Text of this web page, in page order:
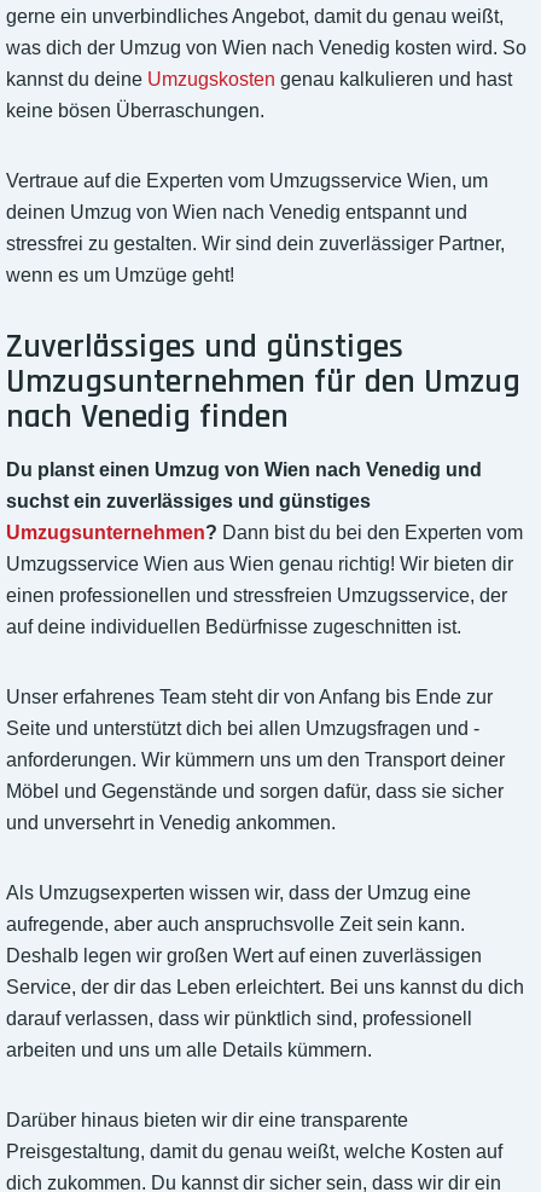
gerne ein unverbindliches Angebot, damit du genau weißt,
was dich der Umzug von Wien nach Venedig kosten wird. So
kannst du deine Umzugskosten genau kalkulieren und hast
keine bösen Überraschungen.
Vertraue auf die Experten vom Umzugsservice Wien, um
deinen Umzug von Wien nach Venedig entspannt und
stressfrei zu gestalten. Wir sind dein zuverlässiger Partner,
wenn es um Umzüge geht!
Zuverlässiges und günstiges
Umzugsunternehmen für den Umzug
nach Venedig finden
Du planst einen Umzug von Wien nach Venedig und
suchst ein zuverlässiges und günstiges
Umzugsunternehmen? Dann bist du bei den Experten vom
Umzugsservice Wien aus Wien genau richtig! Wir bieten dir
einen professionellen und stressfreien Umzugsservice, der
auf deine individuellen Bedürfnisse zugeschnitten ist.
Unser erfahrenes Team steht dir von Anfang bis Ende zur
Seite und unterstützt dich bei allen Umzugsfragen und -
anforderungen. Wir kümmern uns um den Transport deiner
Möbel und Gegenstände und sorgen dafür, dass sie sicher
und unversehrt in Venedig ankommen.
Als Umzugsexperten wissen wir, dass der Umzug eine
aufregende, aber auch anspruchsvolle Zeit sein kann.
Deshalb legen wir großen Wert auf einen zuverlässigen
Service, der dir das Leben erleichtert. Bei uns kannst du dich
darauf verlassen, dass wir pünktlich sind, professionell
arbeiten und uns um alle Details kümmern.
Darüber hinaus bieten wir dir eine transparente
Preisgestaltung, damit du genau weißt, welche Kosten auf
dich zukommen. Du kannst dir sicher sein, dass wir dir ein